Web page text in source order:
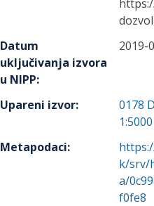
Datum
uključivanja izvora
u NIPP:
2019-
Upareni izvor: 0178
Metapodaci:
k/srv/
a/
f0fe8